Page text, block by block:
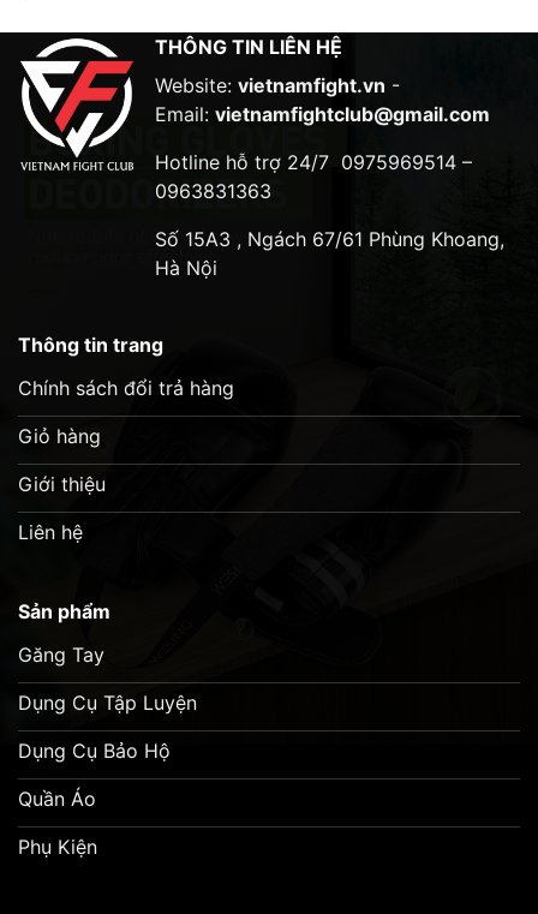
THÔNG TIN LIÊN HỆ
Website: vietnamfight.vn -
Email: vietnamfightclub@gmail.com
Hotline hỗ trợ 24/7 0975969514 –
0963831363
Số 15A3 , Ngách 67/61 Phùng Khoang,
Hà Nội
Thông tin trang
Chính sách đổi trả hàng
Giỏ hàng
Giới thiệu
Liên hệ
Sản phẩm
Găng Tay
Dụng Cụ Tập Luyện
Dụng Cụ Bảo Hộ
Quần Áo
Phụ Kiện